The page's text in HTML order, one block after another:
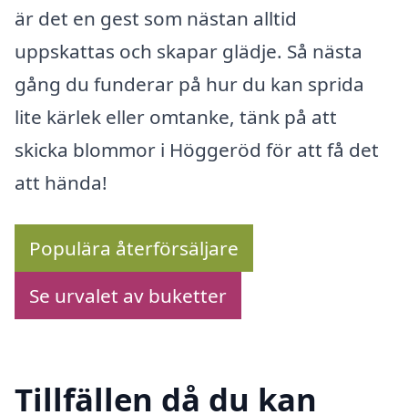
är det en gest som nästan alltid
uppskattas och skapar glädje. Så nästa
gång du funderar på hur du kan sprida
lite kärlek eller omtanke, tänk på att
skicka blommor i Höggeröd för att få det
att hända!
Populära återförsäljare
Se urvalet av buketter
Tillfällen då du kan